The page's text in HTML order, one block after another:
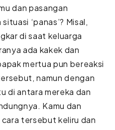
dan pasangan
‘panas’? Misal,
di saat keluarga
ada kakek dan
mertua pun bereaksi
namun dengan
di antara mereka dan
Kamu dan
tersebut keliru dan